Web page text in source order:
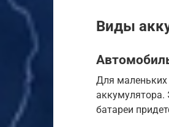
Виды
Для маленьких
аккумулятора.
батареи